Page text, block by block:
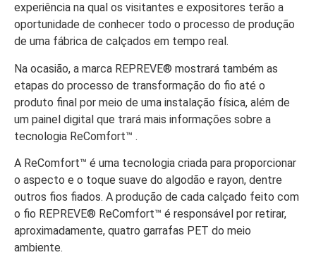
experiência na qual os visitantes e expositores terão a
oportunidade de conhecer todo o processo de produção
de uma fábrica de calçados em tempo real.
Na ocasião, a marca REPREVE® mostrará também as
etapas do processo de transformação do fio até o
produto final por meio de uma instalação física, além de
um painel digital que trará mais informações sobre a
tecnologia ReComfort™ .
A ReComfort™ é uma tecnologia criada para proporcionar
o aspecto e o toque suave do algodão e rayon, dentre
outros fios fiados. A produção de cada calçado feito com
o fio REPREVE® ReComfort™ é responsável por retirar,
aproximadamente, quatro garrafas PET do meio
ambiente.